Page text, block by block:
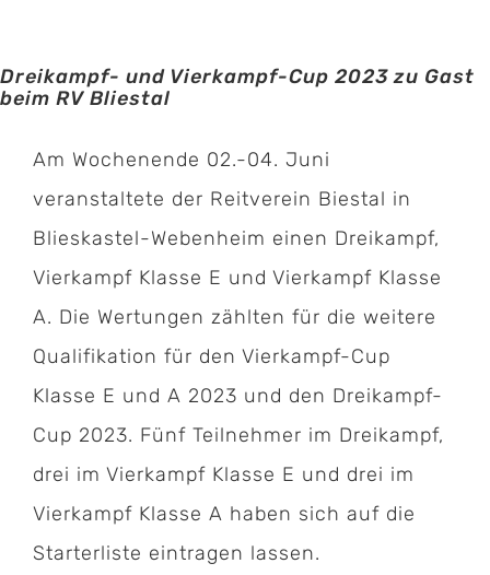
Dreikampf- und Vierkampf-Cup 2023 zu Gast
beim RV Bliestal
Am Wochenende 02.-04. Juni
veranstaltete der Reitverein Biestal in
Blieskastel-Webenheim einen Dreikampf,
Vierkampf Klasse E und Vierkampf Klasse
A. Die Wertungen zählten für die weitere
Qualifikation für den Vierkampf-Cup
Klasse E und A 2023 und den Dreikampf-
Cup 2023. Fünf Teilnehmer im Dreikampf,
drei im Vierkampf Klasse E und drei im
Vierkampf Klasse A haben sich auf die
Starterliste eintragen lassen.